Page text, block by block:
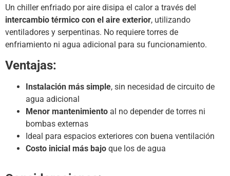
Un chiller enfriado por aire disipa el calor a través del
intercambio térmico con el aire exterior, utilizando
ventiladores y serpentinas. No requiere torres de
enfriamiento ni agua adicional para su funcionamiento.
Ventajas:
Instalación más simple, sin necesidad de circuito de
agua adicional
Menor mantenimiento al no depender de torres ni
bombas externas
Ideal para espacios exteriores con buena ventilación
Costo inicial más bajo que los de agua